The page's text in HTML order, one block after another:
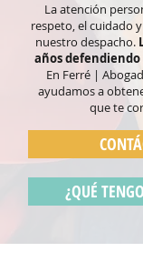
La atención
respeto, el cuidado
nuestro despacho.
años
En Ferré |
ayudamos a
que te
¿QUÉ